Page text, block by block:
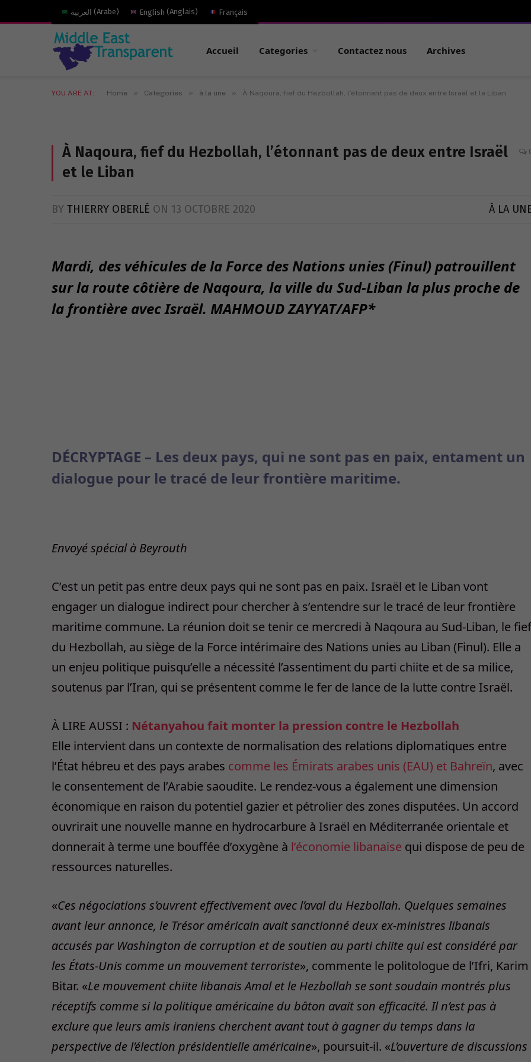
العربية (Arabe) English (Anglais) Français
Accueil Categories Contactez nous Archives
YOU ARE AT: Home » Categories » à la une » À Naqoura, fief du Hezbollah, l’étonnant pas de deux entre Israël et le Liban
À Naqoura, fief du Hezbollah, l’étonnant pas de deux entre Israël
et le Liban
BY THIERRY OBERLÉ ON 13 OCTOBRE 2020 À LA
Mardi, des véhicules de la Force des Nations unies (Finul) patrouillent
sur la route côtière de Naqoura, la ville du Sud-Liban la plus proche de
la frontière avec Israël. MAHMOUD ZAYYAT/AFP*
DÉCRYPTAGE – Les deux pays, qui ne sont pas en paix, entament un
dialogue pour le tracé de leur frontière maritime.
Envoyé spécial à Beyrouth
C’est un petit pas entre deux pays qui ne sont pas en paix. Israël et le Liban vont
engager un dialogue indirect pour chercher à s’entendre sur le tracé de leur frontière
maritime commune. La réunion doit se tenir ce mercredi à Naqoura au Sud-Liban, le fief
du Hezbollah, au siège de la Force intérimaire des Nations unies au Liban (Finul). Elle a
un enjeu politique puisqu’elle a nécessité l’assentiment du parti chiite et de sa milice,
soutenus par l’Iran, qui se présentent comme le fer de lance de la lutte contre Israël.
À LIRE AUSSI : Nétanyahou fait monter la pression contre le Hezbollah
Elle intervient dans un contexte de normalisation des relations diplomatiques entre
l’État hébreu et des pays arabes comme les Émirats arabes unis (EAU) et Bahreïn, avec
le consentement de l’Arabie saoudite. Le rendez-vous a également une dimension
économique en raison du potentiel gazier et pétrolier des zones disputées. Un accord
ouvrirait une nouvelle manne en hydrocarbure à Israël en Méditerranée orientale et
donnerait à terme une bouffée d’oxygène à l’économie libanaise qui dispose de peu de
ressources naturelles.
«Ces négociations s’ouvrent effectivement avec l’aval du Hezbollah. Quelques semaines
avant leur annonce, le Trésor américain avait sanctionné deux ex-ministres libanais
accusés par Washington de corruption et de soutien au parti chiite qui est considéré par
les États-Unis comme un mouvement terroriste», commente le politologue de l’Ifri, Karim
Bitar. «Le mouvement chiite libanais Amal et le Hezbollah se sont soudain montrés plus
réceptifs comme si la politique américaine du bâton avait son efficacité. Il n’est pas à
exclure que leurs amis iraniens cherchent avant tout à gagner du temps dans la
perspective de l’élection présidentielle américaine», poursuit-il. «L’ouverture de discussions